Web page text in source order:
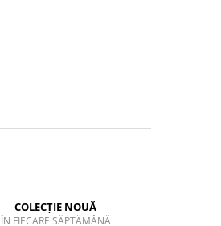
COLECȚIE NOUĂ
ÎN FIECARE SĂPTĂMÂNĂ